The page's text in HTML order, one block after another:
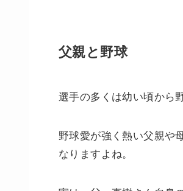
父親と野球
選手の多くは幼い頃から
野球愛が強く熱い父親や
なりますよね。